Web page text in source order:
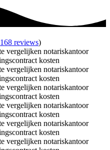
168 reviews)